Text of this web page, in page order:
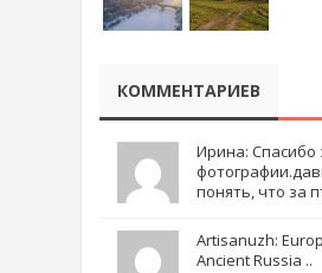
КОММЕНТАРИЕВ
Ирина: Спасибо
понять, что за
Artisanuzh:
Ancient Russia ..